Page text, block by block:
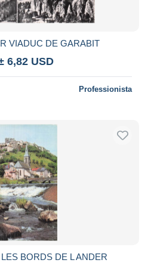
VIADUC DE GARABIT
6,82 USD
Professionista
BORDS DE L ANDER